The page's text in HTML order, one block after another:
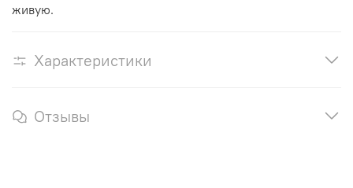
живую.
Характеристики
Отзывы